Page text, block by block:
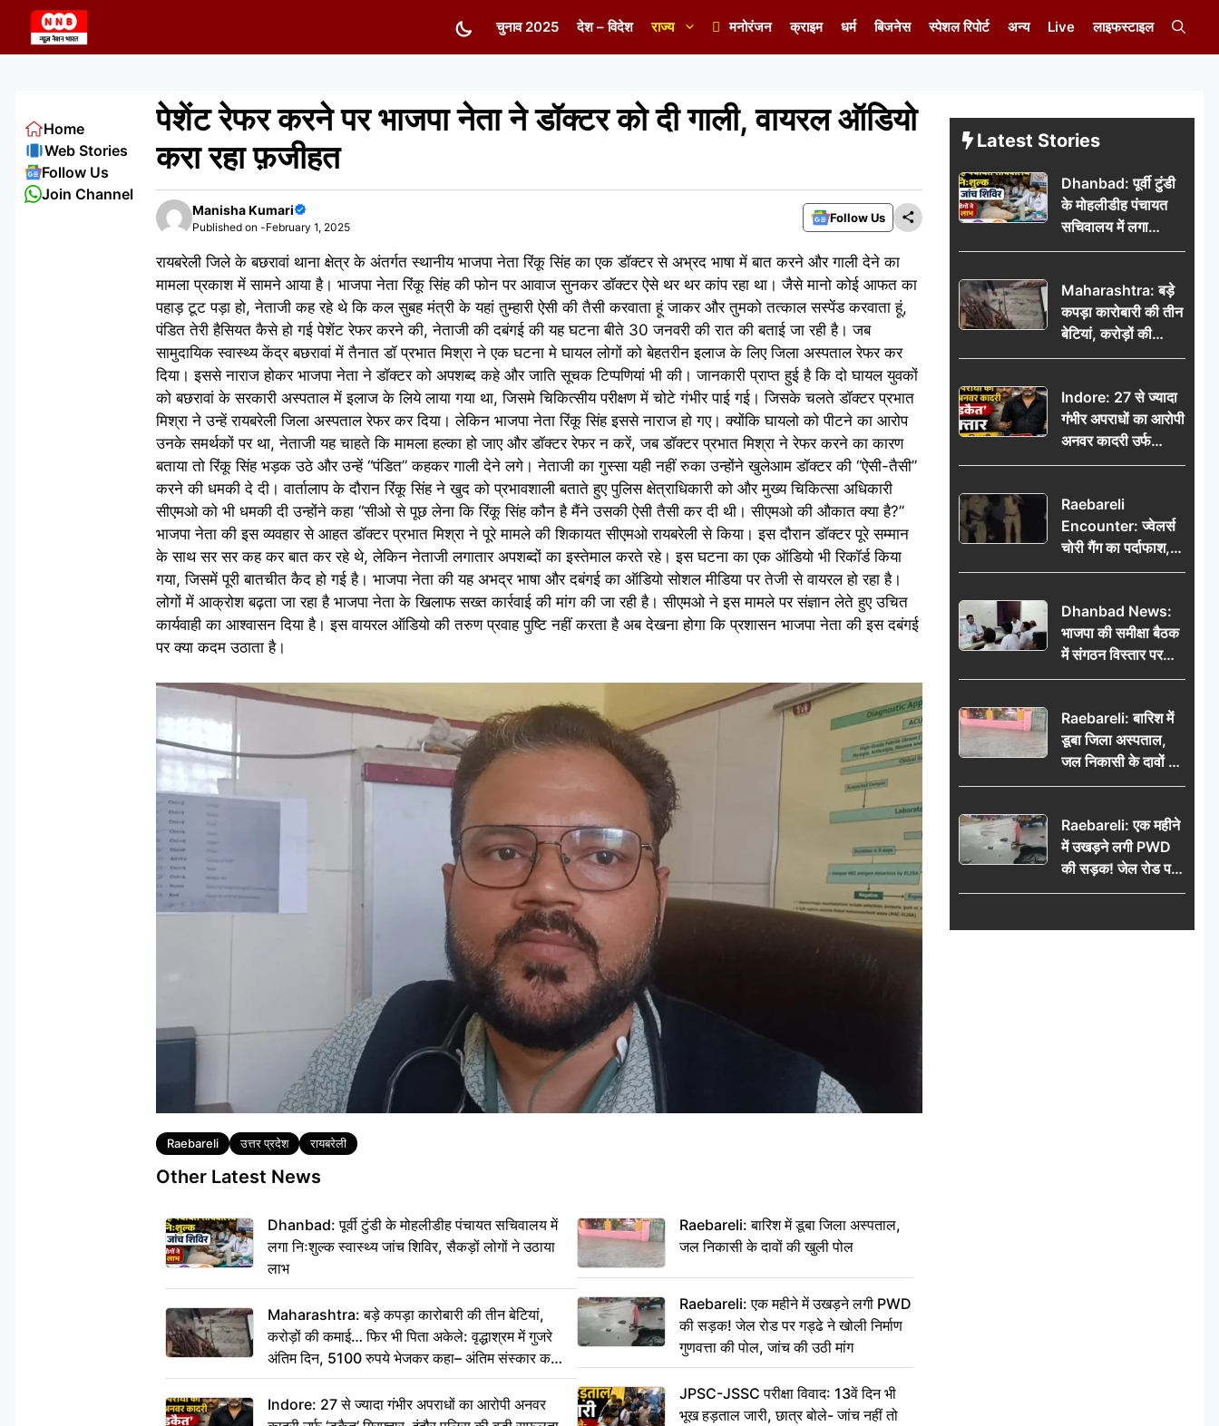
content
चुनाव 2025 देश – विदेश राज्य मनोरंजन क्राइम धर्म बिजनेस स्पेशल रिपोर्ट अन्य Live लाइफस्टाइल
पेशेंट रेफर करने पर भाजपा नेता ने डॉक्टर को दी गाली, वायरल ऑडियो
करा रहा फ़जीहत
Manisha Kumari
Published on -February 1, 2025
Follow Us
रायबरेली जिले के बछरावां थाना क्षेत्र के अंतर्गत स्थानीय भाजपा नेता रिंकू सिंह का एक डॉक्टर से अभ्रद भाषा में बात करने और गाली देने का
मामला प्रकाश में सामने आया है। भाजपा नेता रिंकू सिंह की फोन पर आवाज सुनकर डॉक्टर ऐसे थर थर कांप रहा था। जैसे मानो कोई आफत का
पहाड़ टूट पड़ा हो, नेताजी कह रहे थे कि कल सुबह मंत्री के यहां तुम्हारी ऐसी की तैसी करवाता हूं जाकर और तुमको तत्काल सस्पेंड करवाता हूं,
पंडित तेरी हैसियत कैसे हो गई पेशेंट रेफर करने की, नेताजी की दबंगई की यह घटना बीते 30 जनवरी की रात की बताई जा रही है। जब
सामुदायिक स्वास्थ्य केंद्र बछरावां में तैनात डॉ प्रभात मिश्रा ने एक घटना मे घायल लोगों को बेहतरीन इलाज के लिए जिला अस्पताल रेफर कर
दिया। इससे नाराज होकर भाजपा नेता ने डॉक्टर को अपशब्द कहे और जाति सूचक टिप्पणियां भी की। जानकारी प्राप्त हुई है कि दो घायल युवकों
को बछरावां के सरकारी अस्पताल में इलाज के लिये लाया गया था, जिसमे चिकित्सीय परीक्षण में चोटे गंभीर पाई गई। जिसके चलते डॉक्टर प्रभात
मिश्रा ने उन्हें रायबरेली जिला अस्पताल रेफर कर दिया। लेकिन भाजपा नेता रिंकू सिंह इससे नाराज हो गए। क्योंकि घायलो को पीटने का आरोप
उनके समर्थकों पर था, नेताजी यह चाहते कि मामला हल्का हो जाए और डॉक्टर रेफर न करें, जब डॉक्टर प्रभात मिश्रा ने रेफर करने का कारण
बताया तो रिंकू सिंह भड़क उठे और उन्हें “पंडित” कहकर गाली देने लगे। नेताजी का गुस्सा यही नहीं रुका उन्होंने खुलेआम डॉक्टर की “ऐसी-तैसी”
करने की धमकी दे दी। वार्तालाप के दौरान रिंकू सिंह ने खुद को प्रभावशाली बताते हुए पुलिस क्षेत्राधिकारी को और मुख्य चिकित्सा अधिकारी
सीएमओ को भी धमकी दी उन्होंने कहा “सीओ से पूछ लेना कि रिंकू सिंह कौन है मैंने उसकी ऐसी तैसी कर दी थी। सीएमओ की औकात क्या है?”
भाजपा नेता की इस व्यवहार से आहत डॉक्टर प्रभात मिश्रा ने पूरे मामले की शिकायत सीएमओ रायबरेली से किया। इस दौरान डॉक्टर पूरे सम्मान
के साथ सर सर कह कर बात कर रहे थे, लेकिन नेताजी लगातार अपशब्दों का इस्तेमाल करते रहे। इस घटना का एक ऑडियो भी रिकॉर्ड किया
गया, जिसमें पूरी बातचीत कैद हो गई है। भाजपा नेता की यह अभद्र भाषा और दबंगई का ऑडियो सोशल मीडिया पर तेजी से वायरल हो रहा है।
लोगों में आक्रोश बढ़ता जा रहा है भाजपा नेता के खिलाफ सख्त कार्रवाई की मांग की जा रही है। सीएमओ ने इस मामले पर संज्ञान लेते हुए उचित
कार्यवाही का आश्वासन दिया है। इस वायरल ऑडियो की तरुण प्रवाह पुष्टि नहीं करता है अब देखना होगा कि प्रशासन भाजपा नेता की इस दबंगई
पर क्या कदम उठाता है।
Tags
Raebareli उत्तर प्रदेश रायबरेली
Other Latest News
Dhanbad: पूर्वी टुंडी के मोहलीडीह पंचायत सचिवालय में
लगा निःशुल्क स्वास्थ्य जांच शिविर, सैकड़ों लोगों ने उठाया
लाभ
Maharashtra: बड़े कपड़ा कारोबारी की तीन बेटियां,
करोड़ों की कमाई… फिर भी पिता अकेले: वृद्धाश्रम में गुजरे
अंतिम दिन, 5100 रुपये भेजकर कहा– अंतिम संस्कार कर
दीजिए हम नहीं आ पाएंगे
Indore: 27 से ज्यादा गंभीर अपराधों का आरोपी अनवर
Raebareli: बारिश में डूबा जिला अस्पताल,
जल निकासी के दावों की खुली पोल
Raebareli: एक महीने में उखड़ने लगी PWD
की सड़क! जेल रोड पर गड्ढे ने खोली निर्माण
गुणवत्ता की पोल, जांच की उठी मांग
JPSC-JSSC परीक्षा विवाद: 13वें दिन भी
भूख हड़ताल जारी, छात्र बोले- जांच नहीं तो
Home
Web Stories
Follow Us
Join Channel
Latest Stories
Dhanbad: पूर्वी टुंडी
के मोहलीडीह पंचायत
सचिवालय में लगा
निःशुल्क स्वास्थ्य जांच
उठाया लाभ
Maharashtra: बड़े
कपड़ा कारोबारी की तीन
बेटियां, करोड़ों की
कमाई… फिर भी पिता
अंतिम दिन, 5100 रुपये
भेजकर कहा– अंतिम
संस्कार कर दीजिए हम
नहीं आ पाएंगे
Indore: 27 से ज्यादा
गंभीर अपराधों का आरोपी
अनवर कादरी उर्फ
‘डकैत’ गिरफ्तार, इंदौर
Raebareli
Encounter: ज्वेलर्स
चोरी गैंग का पर्दाफाश,
पुलिस मुठभेड़ में दो
किलो चांदी बरामद
Dhanbad News:
भाजपा की समीक्षा बैठक
में संगठन विस्तार पर
मंथन, बीडीओ से
जनसमस्याओं का विवरण
Raebareli: बारिश में
डूबा जिला अस्पताल,
जल निकासी के दावों की
खुली पोल
Raebareli: एक महीने
में उखड़ने लगी PWD
की सड़क! जेल रोड पर
गड्ढे ने खोली निर्माण
की उठी मांग